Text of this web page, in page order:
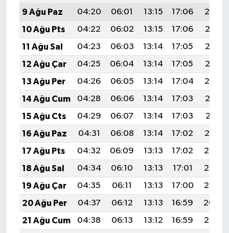
9 Ağu Paz
04:20 06:01 13:15 17:06
20:19
10 Ağu Pts
04:22 06:02 13:15 17:06
20:18
11 Ağu Sal
04:23 06:03 13:14 17:05
20:16
12 Ağu Çar
04:25 06:04 13:14 17:05
20:15
13 Ağu Per
04:26 06:05 13:14 17:04
20:14
14 Ağu Cum
04:28 06:06 13:14 17:03
20:12
15 Ağu Cts
04:29 06:07 13:14 17:03
20:11
16 Ağu Paz
04:31 06:08 13:14 17:02
20:10
17 Ağu Pts
04:32 06:09 13:13 17:02
20:08
18 Ağu Sal
04:34 06:10 13:13 17:01
20:07
19 Ağu Çar
04:35 06:11 13:13 17:00
20:05
20 Ağu Per
04:37 06:12 13:13 16:59
20:04
21 Ağu Cum
04:38 06:13 13:12 16:59
20:02